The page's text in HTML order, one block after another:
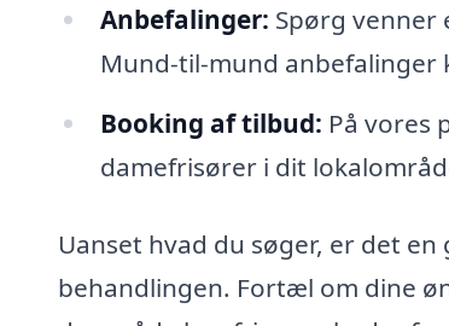
Anbefalinger: Spørg venner
Mund-til-mund
Booking af tilbud: På vores
damefrisører i dit
Uanset hvad du søger, er det
behandlingen. Fortæl om dine